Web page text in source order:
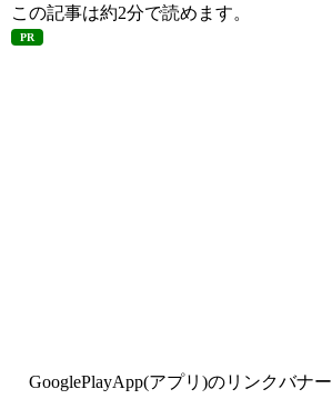
この記事は約2分で読めます。
PR
GooglePlayApp(アプリ)のリンクバナー